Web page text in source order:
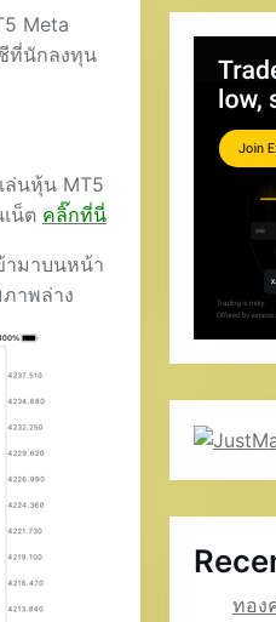
Meta
ที่นักลงทุน
ล่นหุ้น MT5
น็ต คลิ๊กที่นี่
ามาบนหน้า
าพล่าง
ทอง